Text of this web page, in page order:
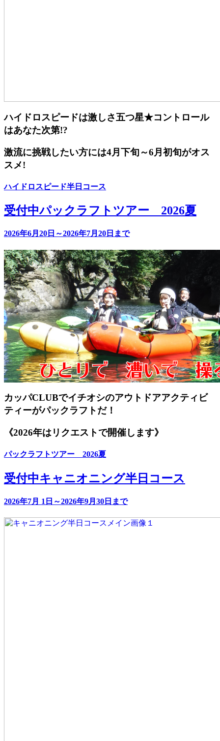
ハイドロスピードは激しさ五つ星★コントロール
はあなた次第!?
激流に挑戦したい方には4月下旬～6月初旬がオス
スメ!
ハイドロスピード半日コース
受付中パックラフトツアー 2026夏
2026年6月20日～2026年7月20日まで
カッパCLUBでイチオシのアウトドアアクティビ
ティーがパックラフトだ！
《2026年はリクエストで開催します》
パックラフトツアー 2026夏
受付中キャニオニング半日コース
2026年7月 1日～2026年9月30日まで